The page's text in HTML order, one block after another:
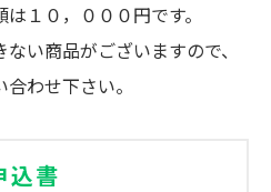
１０，０００円です。
い商品がございますので、
わせ下さい。
込書